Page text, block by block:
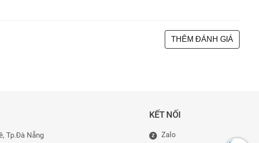
THÊM ĐÁNH GIÁ
Tp.Đà Nẵng
KẾT NỐI
Z
Zalo